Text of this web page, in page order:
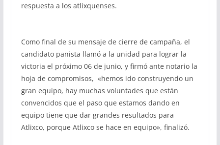
respuesta a los atlixquenses.
Como final de su mensaje de cierre de campaña, el
candidato panista llamó a la unidad para lograr la
victoria el próximo 06 de junio, y firmó ante notario la
hoja de compromisos, «hemos ido construyendo un
gran equipo, hay muchas voluntades que están
convencidos que el paso que estamos dando en
equipo tiene que dar grandes resultados para
Atlixco, porque Atlixco se hace en equipo», finalizó.